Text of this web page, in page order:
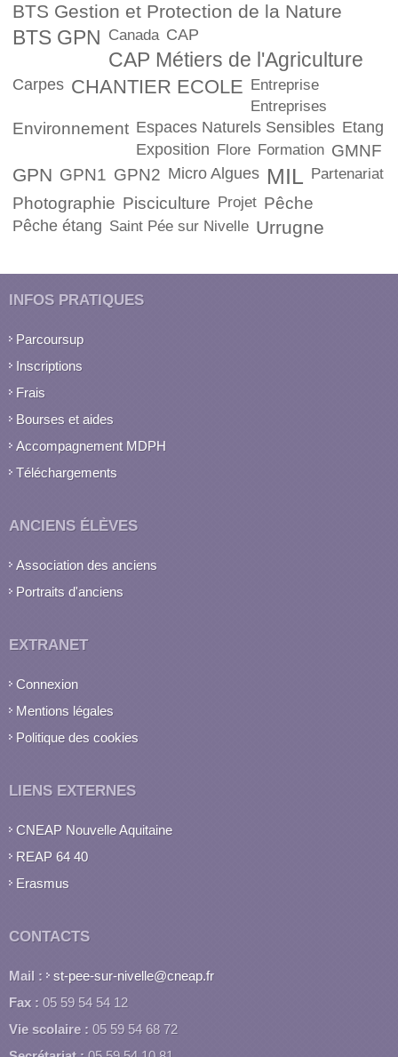
BTS Gestion et Protection de la Nature
BTS GPN Canada CAP
CAP Métiers de l'Agriculture
Carpes CHANTIER ECOLE
Entreprise
Entreprises
Environnement Espaces Naturels Sensibles Etang
Exposition
Flore Formation GMNF
GPN GPN1 GPN2 Micro Algues MIL Partenariat
Photographie Pisciculture Projet Pêche
Pêche étang Saint Pée sur Nivelle Urrugne
INFOS PRATIQUES
Parcoursup
Inscriptions
Frais
Bourses et aides
Accompagnement MDPH
Téléchargements
ANCIENS ÉLÈVES
Association des anciens
Portraits d'anciens
EXTRANET
Connexion
Mentions légales
Politique des cookies
LIENS EXTERNES
CNEAP Nouvelle Aquitaine
REAP 64 40
Erasmus
CONTACTS
Mail :
st-pee-sur-nivelle@cneap.fr
Fax : 05 59 54 54 12
Vie scolaire : 05 59 54 68 72